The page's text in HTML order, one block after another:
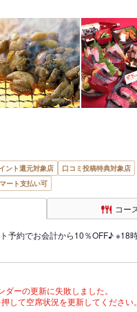
ント還元対象店
口コミ投稿特典対象店
ート支払い可
コー
予約でお会計から10％OFF♪ ※18
ダーの更新に失敗しました。
して空席状況を更新してください。